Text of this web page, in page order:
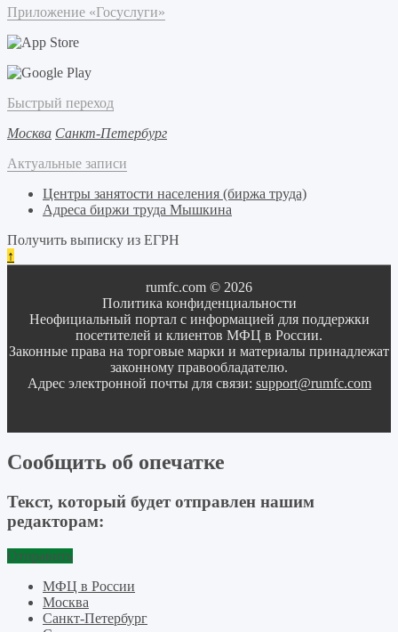
Приложение «Госуслуги»
Быстрый переход
Москва Санкт-Петербург
Актуальные записи
Центры занятости населения (биржа труда)
Адреса биржи труда Мышкина
Получить выписку из ЕГРН
↑
rumfc.com © 2026
Политика конфиденциальности
Неофициальный портал с информацией для поддержки
посетителей и клиентов МФЦ в России.
Законные права на торговые марки и материалы принадлежат
законному правообладателю.
Адрес электронной почты для связи: support@rumfc.com
Сообщить об опечатке
Текст, который будет отправлен нашим
редакторам:
Отправить
МФЦ в России
Москва
Санкт-Петербург